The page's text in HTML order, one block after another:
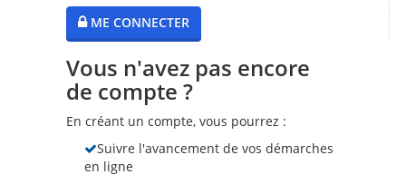
ME CONNECTER
Vous n'avez pas encore
de compte ?
En créant un compte, vous pourrez :
Suivre l'avancement de vos démarches
en ligne